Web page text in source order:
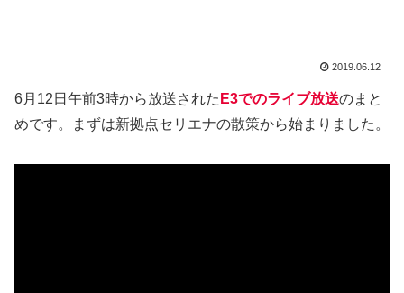
2019.06.12
6月12日午前3時から放送された E3でのライブ放送のまと
めです。まずは新拠点セリエナの散策から始まりました。